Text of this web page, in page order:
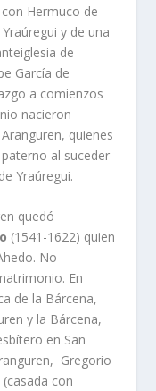
Hermuco de
y de una
de
Garcí­a de
a comienzos
nacieron
quienes
al suceder
Yraúregui.
quedó
(1541-1622) quien
No
En
de la Bárcena,
y la Bárcena,
en San
Gregorio
con